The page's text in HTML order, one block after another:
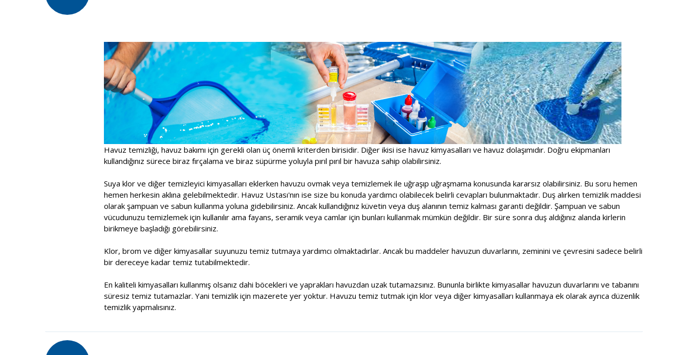
Havuz temizliği, havuz bakımı için gerekli olan üç önemli kriterden birisidir. Diğer ikisi ise havuz kimyasalları ve havuz dolaşımıdır. Doğru ekipmanları
kullandığınız sürece biraz fırçalama ve biraz süpürme yoluyla pırıl pırıl bir havuza sahip olabilirsiniz.
Suya klor ve diğer temizleyici kimyasalları eklerken havuzu ovmak veya temizlemek ile uğraşıp uğraşmama konusunda kararsız olabilirsiniz. Bu soru hemen
hemen herkesin aklına gelebilmektedir. Havuz Ustası'nın ise size bu konuda yardımcı olabilecek belirli cevapları bulunmaktadır. Duş alırken temizlik maddesi
olarak şampuan ve sabun kullanma yoluna gidebilirsiniz. Ancak kullandığınız küvetin veya duş alanının temiz kalması garanti değildir. Şampuan ve sabun
vücudunuzu temizlemek için kullanılır ama fayans, seramik veya camlar için bunları kullanmak mümkün değildir. Bir süre sonra duş aldığınız alanda kirlerin
birikmeye başladığı görebilirsiniz.
Klor, brom ve diğer kimyasallar suyunuzu temiz tutmaya yardımcı olmaktadırlar. Ancak bu maddeler havuzun duvarlarını, zeminini ve çevresini sadece belirli
bir dereceye kadar temiz tutabilmektedir.
En kaliteli kimyasalları kullanmış olsanız dahi böcekleri ve yaprakları havuzdan uzak tutamazsınız. Bununla birlikte kimyasallar havuzun duvarlarını ve tabanını
süresiz temiz tutamazlar. Yani temizlik için mazerete yer yoktur. Havuzu temiz tutmak için klor veya diğer kimyasalları kullanmaya ek olarak ayrıca düzenlik
temizlik yapmalısınız.